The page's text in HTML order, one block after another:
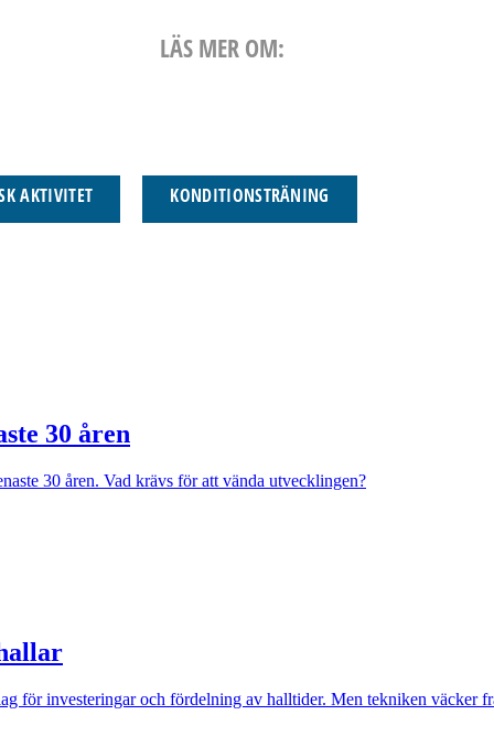
LÄS MER OM:
AKTIVITET KONDITIONSTRÄNING
30 åren
30 åren. Vad krävs för att vända utvecklingen?
för investeringar och fördelning av halltider. Men tekniken väcker